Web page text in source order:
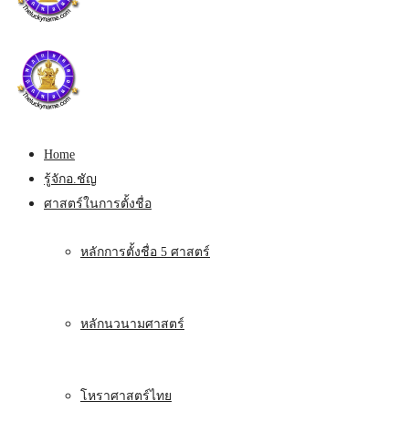
Home
รู้จักอ.ชัญ
ศาสตร์ในการตั้งชื่อ
หลักการตั้งชื่อ 5 ศาสตร์
หลักนวนามศาสตร์
โหราศาสตร์ไทย